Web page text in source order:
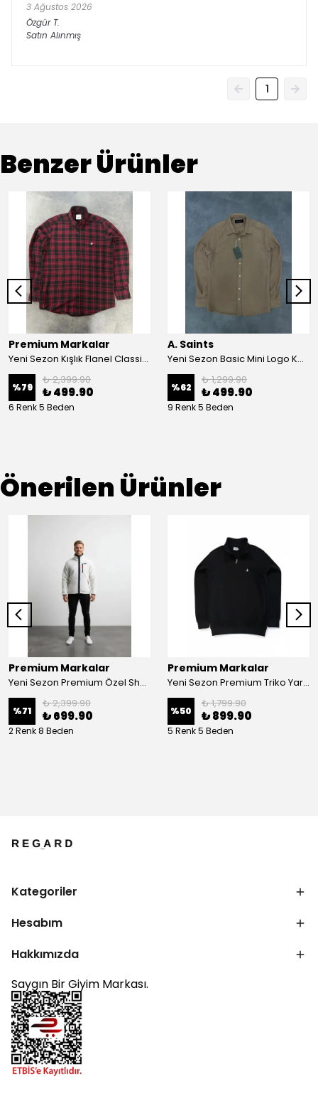
3 Ağustos 2026
Özgür T.
Satın Alınmış
1
Benzer Ürünler
Premium Markalar
Yeni Sezon Kışlık Flanel Classic Logo Gömlek
%79
₺ 2,399.90
₺ 499.90
6 Renk 5 Beden
A. Saints
Yeni Sezon Basic Mini Logo Kadife Gömlek
%62
₺ 1,299.90
₺ 499.90
9 Renk 5 Beden
Önerilen Ürünler
Premium Markalar
Yeni Sezon Premium Özel Sherpa Ceketler
%71
₺ 2,399.90
₺ 699.90
2 Renk 8 Beden
Premium Markalar
Yeni Sezon Premium Triko Yarım Fermuarlı Sweatshirt
%50
₺ 1,799.90
₺ 899.90
5 Renk 5 Beden
Kategoriler
Hesabım
Hakkımızda
Saygın Bir Giyim Markası.